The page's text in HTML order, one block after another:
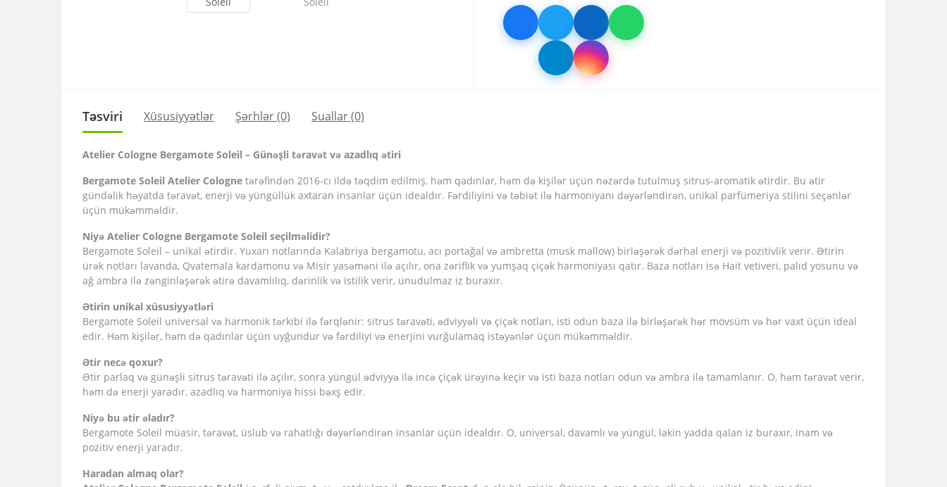
Təsviri Xüsusiyyətlər Şərhlər (0) Suallar(0)
Atelier Cologne Bergamote Soleil – Günəşli təravət və azadlıq ətiri
Bergamote Soleil Atelier Cologne tərəfindən 2016-cı ildə təqdim edilmiş, həm qadınlar, həm də kişilər üçün nəzərdə tutulmuş sitrus-aromatik ətirdir. Bu ətir
gündəlik həyatda təravət, enerji və yüngüllük axtaran insanlar üçün idealdır. Fərdiliyini və təbiət ilə harmoniyanı dəyərləndirən, unikal parfümeriya stilini seçənlər
üçün mükəmməldir.
Niyə Atelier Cologne Bergamote Soleil seçilməlidir?
Bergamote Soleil – unikal ətirdir. Yuxarı notlarında Kalabriya bergamotu, acı portağal və ambretta (musk mallow) birləşərək dərhal enerji və pozitivlik verir. Ətirin
ürək notları lavanda, Qvatemala kardamonu və Misir yasəməni ilə açılır, ona zəriflik və yumşaq çiçək harmoniyası qatır. Baza notları isə Hait vetiveri, palıd yosunu və
ağ ambra ilə zənginləşərək ətirə davamlılıq, dərinlik və istilik verir, unudulmaz iz buraxır.
Ətirin unikal xüsusiyyətləri
Bergamote Soleil universal və harmonik tərkibi ilə fərqlənir: sitrus təravəti, ədviyyəli və çiçək notları, isti odun baza ilə birləşərək hər mövsüm və hər vaxt üçün ideal
edir. Həm kişilər, həm də qadınlar üçün uyğundur və fərdiliyi və enerjini vurğulamaq istəyənlər üçün mükəmməldir.
Ətir necə qoxur?
Ətir parlaq və günəşli sitrus təravəti ilə açılır, sonra yüngül ədviyyə ilə incə çiçək ürəyinə keçir və isti baza notları odun və ambra ilə tamamlanır. O, həm təravət verir,
həm də enerji yaradır, azadlıq və harmoniya hissi bəxş edir.
Niyə bu ətir əladır?
Bergamote Soleil müasir, təravət, üslub və rahatlığı dəyərləndirən insanlar üçün idealdır. O, universal, davamlı və yüngül, lakin yadda qalan iz buraxır, inam və
pozitiv enerji yaradır.
Haradan almaq olar?